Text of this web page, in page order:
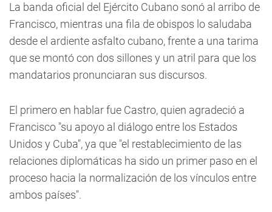
La banda oficial del Ejército Cubano sonó al arribo de
Francisco, mientras una fila de obispos lo saludaba
desde el ardiente asfalto cubano, frente a una tarima
que se montó con dos sillones y un atril para que los
mandatarios pronunciaran sus discursos.
El primero en hablar fue Castro, quien agradeció a
Francisco "su apoyo al diálogo entre los Estados
Unidos y Cuba", ya que "el restablecimiento de las
relaciones diplomáticas ha sido un primer paso en el
proceso hacia la normalización de los vínculos entre
ambos países".